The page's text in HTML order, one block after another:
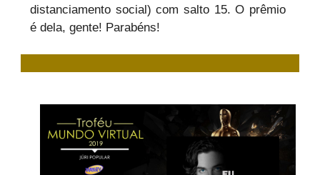
distanciamento social) com salto 15. O prêmio
é dela, gente! Parabéns!